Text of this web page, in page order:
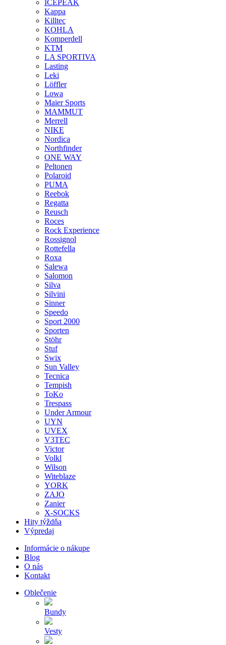
ICEPEAK
Kappa
Killtec
KOHLA
Komperdell
KTM
LA SPORTIVA
Lasting
Leki
Löffler
Lowa
Maier Sports
MAMMUT
Merrell
NIKE
Nordica
Northfinder
ONE WAY
Peltonen
Polaroid
PUMA
Reebok
Regatta
Reusch
Roces
Rock Experience
Rossignol
Rottefella
Roxa
Salewa
Salomon
Silva
Silvini
Sinner
Speedo
Sport 2000
Sporten
Stöhr
Stuf
Swix
Sun Valley
Tecnica
Tempish
ToKo
Trespass
Under Armour
UYN
UVEX
V3TEC
Victor
Volkl
Wilson
Witeblaze
YORK
ZAJO
Zanier
X-SOCKS
Hity týždňa
Výpredaj
Informácie o nákupe
Blog
O nás
Kontakt
Oblečenie
Bundy
Vesty